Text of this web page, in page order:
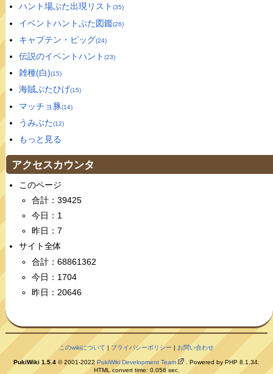
ハント場ぶた出現リスト (35)
イベントハントぶた図鑑(26)
キャプテン・ピッグ(24)
伝説のイベントハント (23)
雑種(白)(15)
海賊ぶたひげ(15)
マッチョ豚(14)
うみぶた(12)
もっと見る
アクセスカウンタ
このページ
合計：39425
今日：1
昨日：7
サイト全体
合計：68861362
今日：1704
昨日：20646
このwikiについて |プライバシーポリシー お問い合わせ
PukiWiki 1.5.4 © 2001-2022PukiWiki Development Team
. Powered by PHP 8.1.34.
HTML convert time: 0.056 sec.